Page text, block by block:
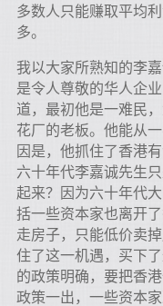
多数人只能赚取平均
多。
我以大家所熟知的李
是令人尊敬的华人企
道，最初他是一难民
花厂的老板。他能从
因是，他抓住了香港
六十年代李嘉诚先生
起来？因为六十年代
括一些资本家也离开
走房子，只能低价卖
住了这一机遇，买下
的政策明确，要把香
政策一出，一些资本